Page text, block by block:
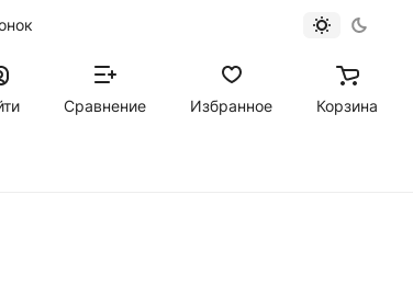
Сравнение Избранное Корзина